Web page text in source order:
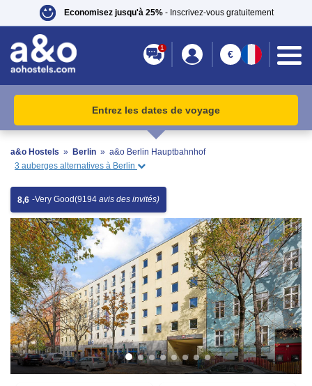
Economisez jusqu'à 25%- Inscrivez-vous gratuitement
1
€
Entrez les dates de voyage
a&o Hostels » Berlin » a&o Berlin Hauptbahnhof
3 auberges alternatives à Berlin
8,6 -Very Good(9194 avis des invités)